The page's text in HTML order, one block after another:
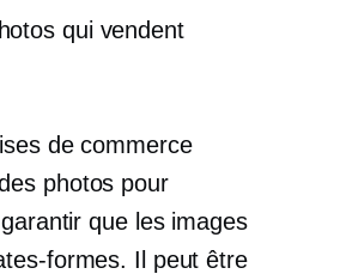
qui vendent
de commerce
photos pour
que les images
formes. Il peut être